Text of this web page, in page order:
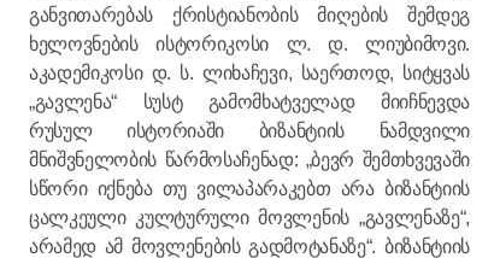
განვითარებას ქრისტიანობის მიღების შემდეგ
ხელოვნების ისტორიკოსი ლ. დ. ლიუბიმოვი.
აკადემიკოსი დ. ს. ლიხაჩევი, საერთოდ, სიტყვას
„გავლენა“ სუსტ გამომხატველად მიიჩნევდა
რუსულ ისტორიაში ბიზანტიის ნამდვილი
მნიშვნელობის წარმოსაჩენად: „ბევრ შემთხვევაში
სწორი იქნება თუ ვილაპარაკებთ არა ბიზანტიის
ცალკეული კულტურული მოვლენის „გავლენაზე“,
არამედ ამ მოვლენების გადმოტანაზე“. ბიზანტიის